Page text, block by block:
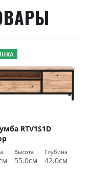
RTV1S1D
Высота
55.0см
Глубина
42.0см